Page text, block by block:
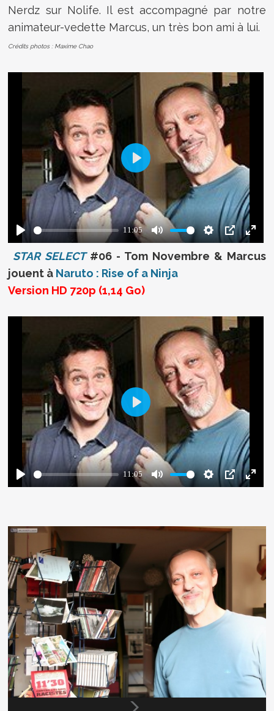
Nerdz sur Nolife. Il est accompagné par notre
animateur-vedette Marcus, un très bon ami à lui.
Crédits photos : Maxime Chao
STAR SELECT#06 - Tom Novembre & Marcus
jouent à Naruto : Rise of a Ninja
Version HD 720p (1,14 Go)